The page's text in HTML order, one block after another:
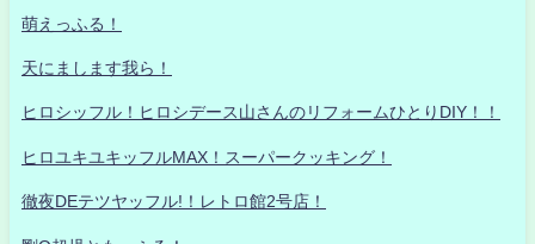
萌えっふる！
天にまします我ら！
ヒロシッフル！ヒロシデース山さんのリフォームひとりDIY！！
ヒロユキユキッフルMAX！スーパークッキング！
徹夜DEテツヤッフル!！レトロ館2号店！